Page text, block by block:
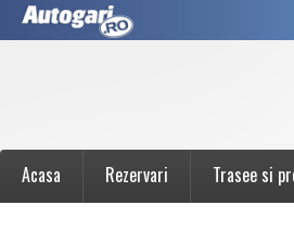
Acasa Rezervari Trasee si